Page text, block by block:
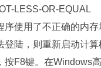
LESS-OR-EQUAL
使用了不正确的内存
登陆，则重新启动计
按F8键。在Windows